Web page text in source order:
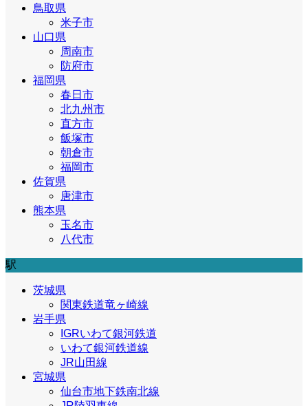
鳥取県
米子市
山口県
周南市
防府市
福岡県
春日市
北九州市
直方市
飯塚市
朝倉市
福岡市
佐賀県
唐津市
熊本県
玉名市
八代市
駅
茨城県
関東鉄道竜ヶ崎線
岩手県
IGRいわて銀河鉄道
いわて銀河鉄道線
JR山田線
宮城県
仙台市地下鉄南北線